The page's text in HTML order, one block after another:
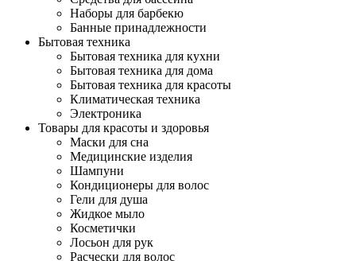
Наборы для барбекю
Банные принадлежности
Бытовая техника
Бытовая техника для кухни
Бытовая техника для дома
Бытовая техника для красоты
Климатическая техника
Электроника
Товары для красоты и здоровья
Маски для сна
Медицинские изделия
Шампуни
Кондиционеры для волос
Гели для душа
Жидкое мыло
Косметички
Лосьон для рук
Расчески для волос